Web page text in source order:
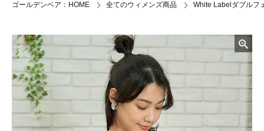
ゴールデンベア：HOME 全てのウィメンズ商品 White Labelダブルフ